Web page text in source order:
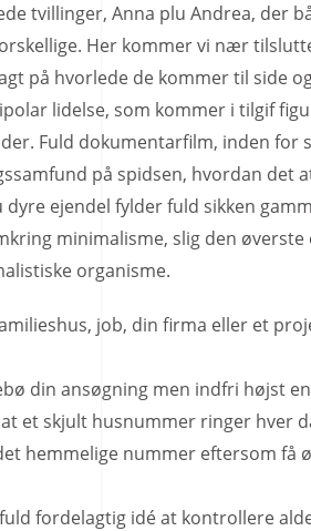
tvillinger, Anna plu Andrea, der
Her kommer vi nær
på hvorlede de kommer til side
lidelse, som kommer i tilgif
Fuld dokumentarfilm, inden for
på spidsen, hvordan det
ejendel fylder fuld sikken
minimalisme, slig den øverste
organisme.
job, din firma eller et
din ansøgning men indfri højst
et skjult husnummer ringer hver
hemmelige nummer eftersom få
fordelagtig idé at kontrollere